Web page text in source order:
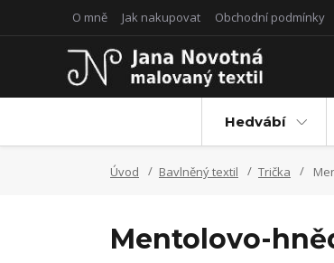
O mně Jak nakupovat Obchodní podmínky
Hedvábí
Úvod Bavlněný textil Trička
Mentolovo-